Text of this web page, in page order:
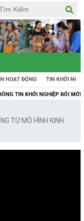
HOẠT ĐỘNG TIN KHỞI
ĐỔI MỚI SÁNG TẠO
TỪ MÔ HÌNH KINH